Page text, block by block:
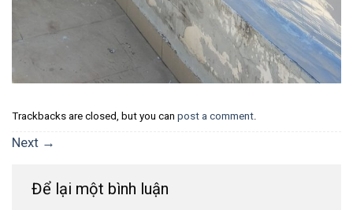
Trackbacks are closed, but you can post a comment.
Next →
Để lại một bình luận